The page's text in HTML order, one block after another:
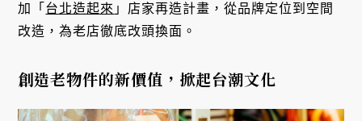
加「 台北造起來 」店家再造計畫，從品牌定位到空間
改造，為老店徹底改頭換面。
創造老物件的新價值，掀起台潮文化